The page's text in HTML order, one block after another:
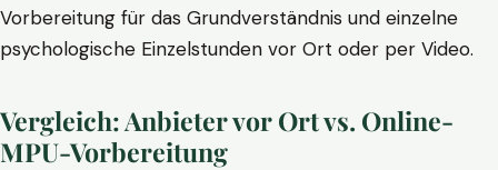
Vorbereitung für das Grundverständnis und einzelne
psychologische Einzelstunden vor Ort oder per Video.
Vergleich: Anbieter vor Ort vs. Online-
MPU-Vorbereitung